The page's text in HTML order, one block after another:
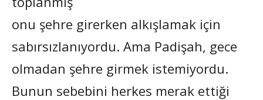
onu şehre girerken alkışlamak için
sabırsızlanıyordu. Ama Padişah, gece
olmadan şehre girmek istemiyordu.
Bunun sebebini herkes merak ettiği